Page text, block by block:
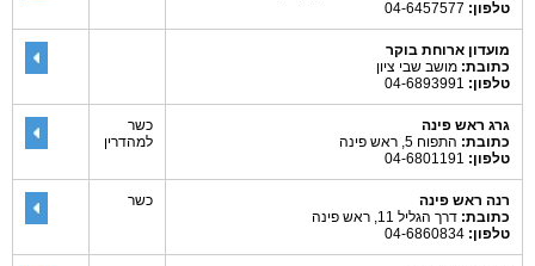
טלפון:
מועדון ארוחת בוקר
כתובת: מושב שבי ציון
טלפון:
גרג ראש פינה
כתובת: התפוח 5, ראש פינה
טלפון:
כשר
למהדרין
רנה ראש פינה
כתובת: דרך הגליל 11, ראש פינה
טלפון:
כשר